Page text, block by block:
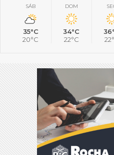
SÁB
35°C
20°C
DOM
34°C
22°C